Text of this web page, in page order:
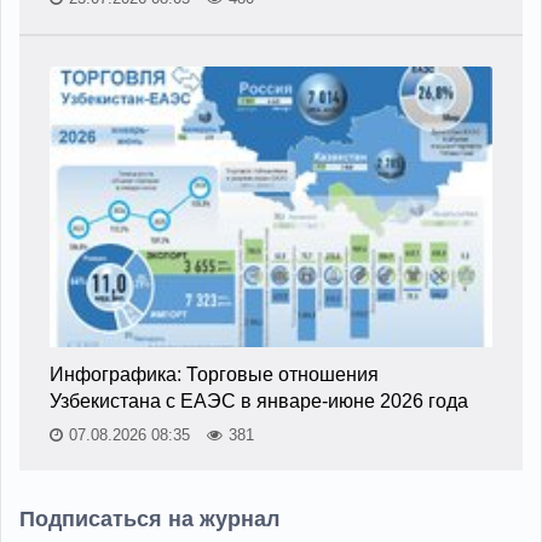
Инфографика: Торговые отношения
Узбекистана с ЕАЭС в январе-июне 2026 года
07.08.2026 08:35 381
Подписаться на журнал